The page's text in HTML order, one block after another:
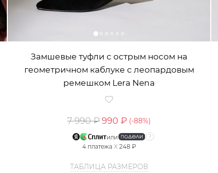
Замшевые туфли с острым носом на
геометричном каблуке с леопардовым
ремешком Lera Nena
7 990 ₽990 ₽ (-88%)
или
4 платежа X 248 ₽
ТАБЛИЦА РАЗМЕРОВ